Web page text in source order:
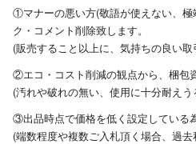
①マナーの悪い方(敬語が使えない、極
ク・コメント削除致します。
(販売すること以上に、気持ちの良い
②エコ・コスト削減の観点から、梱包
(汚れや破れの無い、使用に十分耐え
③出品時点で価格を低く設定している
(端数程度や複数ご入札頂く場合、過去